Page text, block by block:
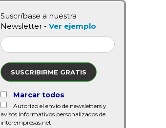
Suscríbase a nuestra
Newsletter - Ver ejemplo
SUSCRIBIRME GRATIS
Marcar todos
Autorizo el envío de newsletters y
avisos informativos personalizados de
interempresas.net